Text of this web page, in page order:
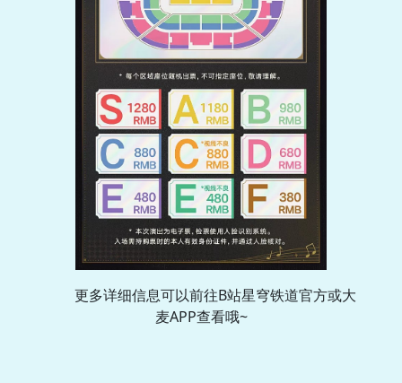
更多详细信息可以前往B站星穹铁道官方或大
麦APP查看哦~